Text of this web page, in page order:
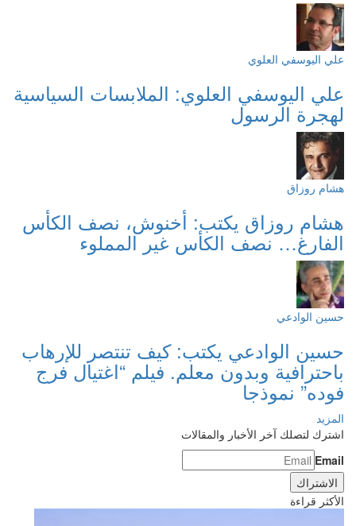
علي اليوسفي العلوي
علي اليوسفي العلوي: الملابسات السياسية
لهجرة الرسول
هشام روزاق
هشام روزاق يكتب: أخنوش، نصف الكأس
الفارغ… نصف الكأس غير المملوء
حسين الوادعي
حسين الوادعي يكتب: كيف تنتصر للإرهاب
باحترافية وبدون معلم. فيلم “اغتيال فرج
فوده” نموذجا
المزيد
اشترك لتصلك آخر الأخبار والمقالات
Email
الأكثر قراءة